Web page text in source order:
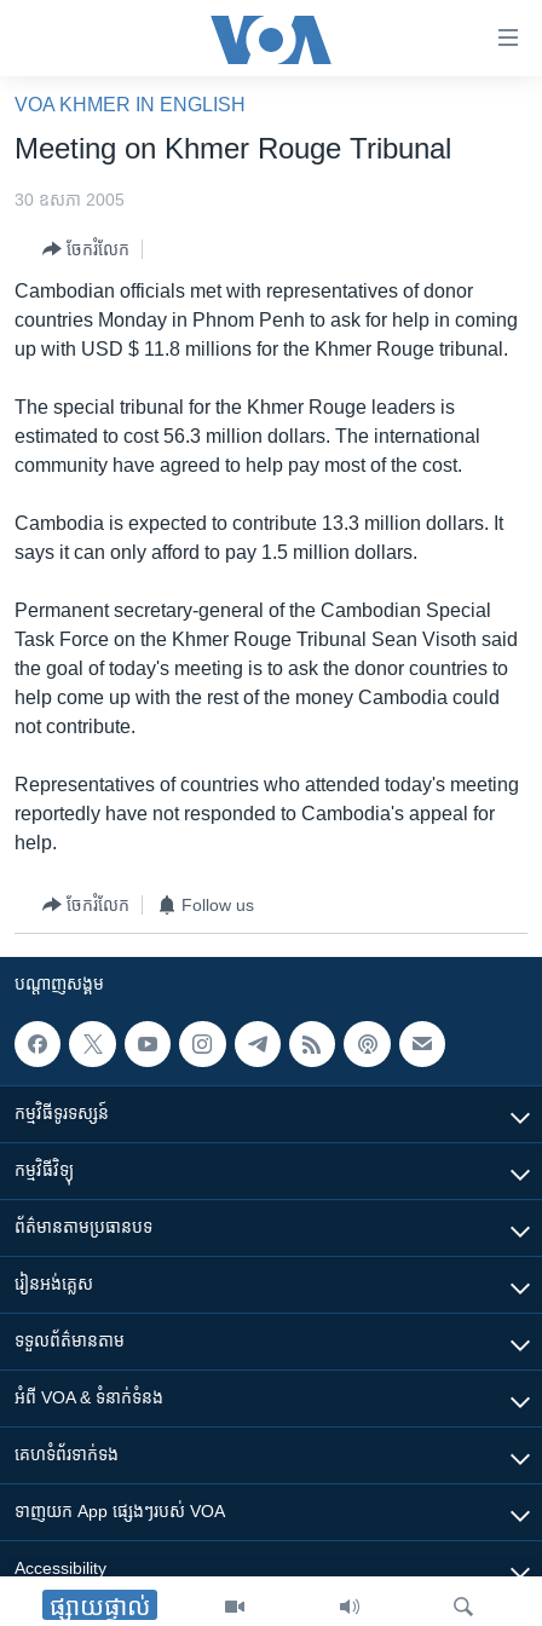
គេហទំព័រ​
ទាក់ទង
និង​
ទំព័រ​
ព័ត៌មាន​​
តែ​
រំលង​
និង​
ចូល​
ទំព័រ​
រចនា
រំលង​
និង​
ចូល​
ទៅ​
កាន់​
ស្វែង​
រក
ចិន
ហេឡូវីអូអេ
កម្ពុជាច្នៃប្រតិដ្ឋ
ទូរទស្សន៍ / វីដេអូ​
វិទ្យុ / ផតខាសថ៍
កម្មវិធីទាំងអស់
បណ្តាញ​សង្គម
ផ្សាយផ្ទាល់
VOA KHMER IN ENGLISH
Meeting on Khmer Rouge Tribunal
30 ឧសភា 2005
ចែករំលែក
Cambodian officials met with representatives of donor
countries Monday in Phnom Penh to ask for help in coming
up with USD $ 11.8 millions for the Khmer Rouge tribunal.
The special tribunal for the Khmer Rouge leaders is
estimated to cost 56.3 million dollars. The international
community have agreed to help pay most of the cost.
Cambodia is expected to contribute 13.3 million dollars. It
says it can only afford to pay 1.5 million dollars.
Permanent secretary-general of the Cambodian Special
Task Force on the Khmer Rouge Tribunal Sean Visoth said
the goal of today's meeting is to ask the donor countries to
help come up with the rest of the money Cambodia could
not contribute.
Representatives of countries who attended today's meeting
reportedly have not responded to Cambodia's appeal for
help.
ចែករំលែក Follow us
បណ្តាញ​សង្គម
កម្មវិធី​ទូរទស្សន៍
កម្មវិធី​វិទ្យុ
ព័ត៌មាន​តាមប្រធានបទ​
រៀន​​អង់គ្លេស
ទទួល​ព័ត៌មាន​តាម
អំពី​ VOA & ទំនាក់ទំនង
គេហទំព័រ​​ទាក់ទង
ទាញយក​ App ផ្សេងៗ​របស់​ VOA
Accessibility